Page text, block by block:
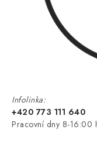
Infolinka:
+420 773 111 640
Pracovní dny 8-16:00